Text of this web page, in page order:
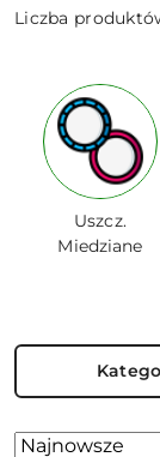
Liczba
Uszcz.
Miedziane
Zastosowano
Sortuj